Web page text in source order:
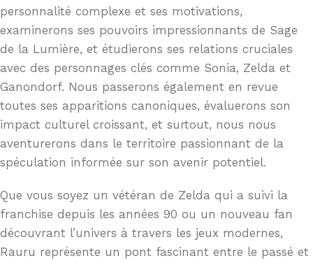
personnalité complexe et ses motivations,
examinerons ses pouvoirs impressionnants de Sage
de la Lumière, et étudierons ses relations cruciales
avec des personnages clés comme Sonia, Zelda et
Ganondorf. Nous passerons également en revue
toutes ses apparitions canoniques, évaluerons son
impact culturel croissant, et surtout, nous nous
aventurerons dans le territoire passionnant de la
spéculation informée sur son avenir potentiel.
Que vous soyez un vétéran de Zelda qui a suivi la
franchise depuis les années 90 ou un nouveau fan
découvrant l’univers à travers les jeux modernes,
Rauru représente un pont fascinant entre le passé et